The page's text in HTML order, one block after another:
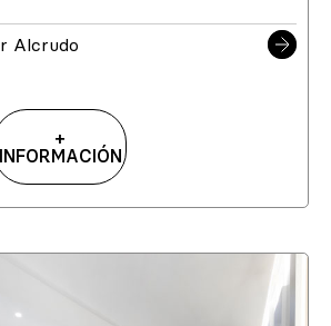
Alcrudo
+
INFORMACIÓN